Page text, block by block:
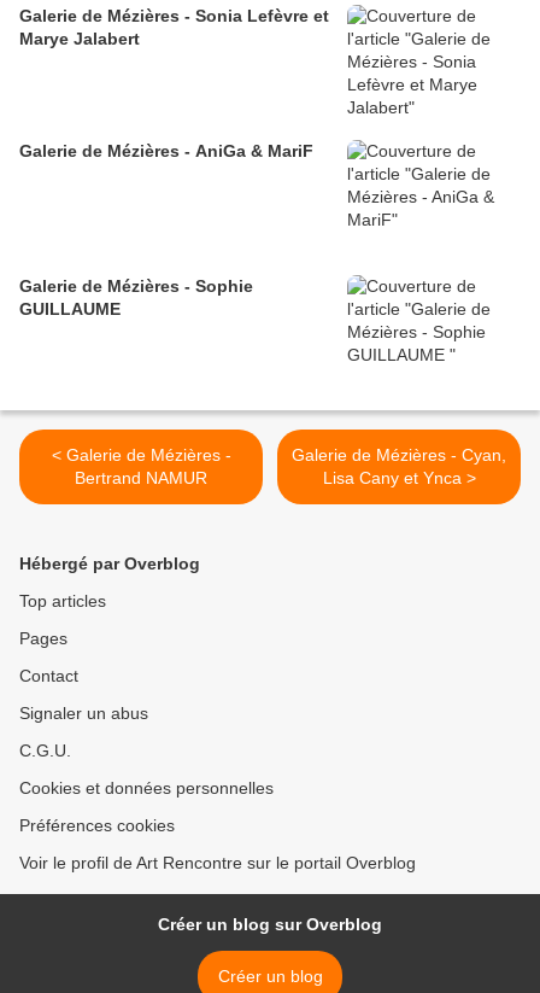
Galerie de Mézières - Sonia Lefèvre et
Marye Jalabert
Galerie de Mézières - AniGa & MariF
Galerie de Mézières - Sophie
GUILLAUME
< Galerie de Mézières -
Bertrand NAMUR
Galerie de Mézières - Cyan,
Lisa Cany et Ynca >
Hébergé par Overblog
Top articles
Pages
Contact
Signaler un abus
C.G.U.
Cookies et données personnelles
Préférences cookies
Voir le profil de Art Rencontre sur le portail Overblog
Créer un blog sur Overblog
Créer un blog